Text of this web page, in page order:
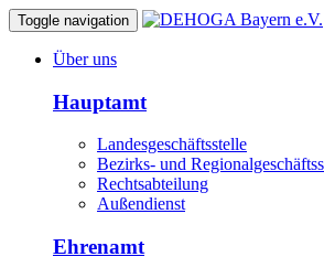
Toggle navigation
Über uns
Hauptamt
Landesgeschäftsstelle
Bezirks- und
Rechtsabteilung
Außendienst
Ehrenamt